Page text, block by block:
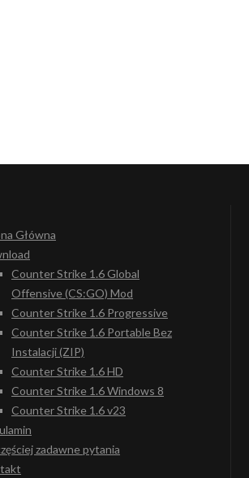
Główna
Counter Strike 1.6 Global
Offensive (CS:GO) Mod
Counter Strike 1.6 Progressive
Counter Strike 1.6 Portable Bez
Instalacji (ZIP)
Counter Strike 1.6 HD
Counter Strike 1.6 Windows 8
Counter Strike 1.6 v23
zadawne pytania